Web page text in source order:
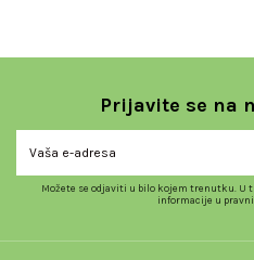
Prijavite se na
Možete se odjaviti u bilo kojem trenutku.
informacije u